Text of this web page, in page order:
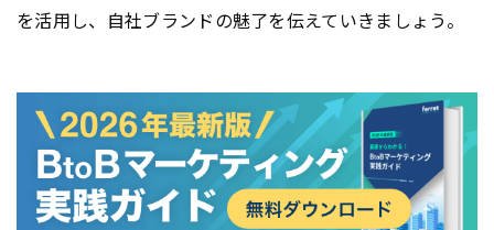
を活用し、自社ブランドの魅了を伝えていきましょう。